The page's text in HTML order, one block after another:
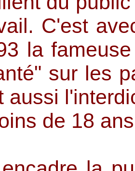
C'est
la
sur les
aussi
de 18